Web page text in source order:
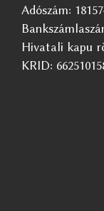
Adószám:
Hivatali kapu
KRID: